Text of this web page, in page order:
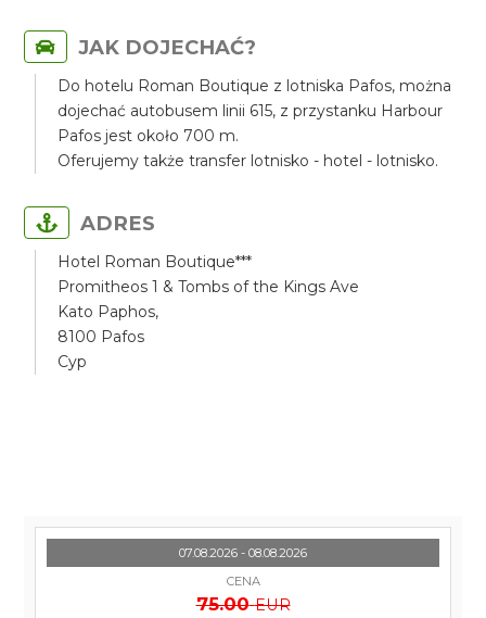
JAK DOJECHAĆ?
Do hotelu Roman Boutique z lotniska Pafos, można
dojechać autobusem linii 615, z przystanku Harbour
Pafos jest około 700 m.
Oferujemy także transfer lotnisko - hotel - lotnisko.
ADRES
Hotel Roman Boutique***
Promitheos 1 & Tombs of the Kings Ave
Kato Paphos,
8100 Pafos
Cyp
07.08.2026 - 08.08.2026
CENA
75.00 EUR